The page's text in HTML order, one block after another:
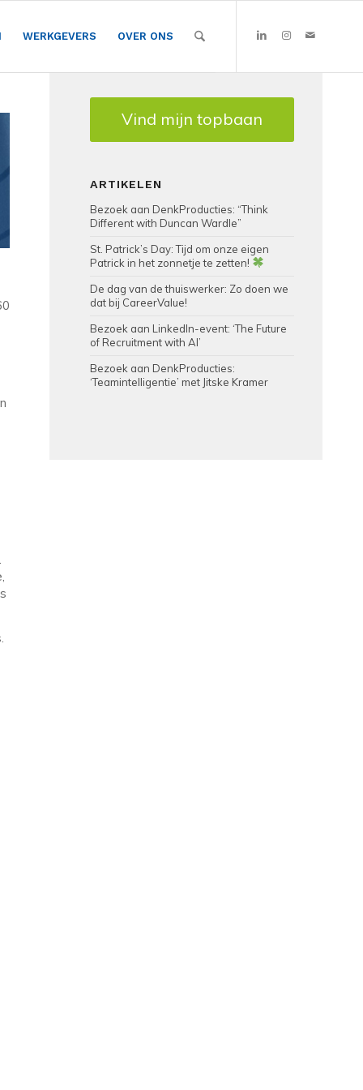
WERKGEVERS OVER ONS
Vind mijn topbaan
ARTIKELEN
Bezoek aan DenkProducties: “Think
Different with Duncan Wardle”
St. Patrick’s Day: Tijd om onze eigen
Patrick in het zonnetje te zetten!
De dag van de thuiswerker: Zo doen we
dat bij CareerValue!
Bezoek aan LinkedIn-event: ‘The Future
of Recruitment with AI’
Bezoek aan DenkProducties:
‘Teamintelligentie’ met Jitske Kramer